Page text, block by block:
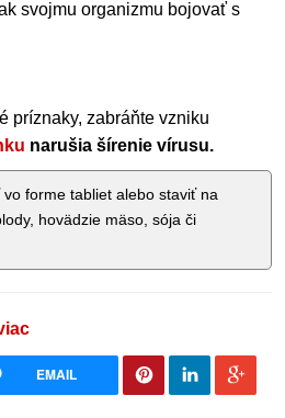
svojmu organizmu bojovať s
príznaky, zabráňte vzniku
narušia šírenie vírusu.
forme tabliet alebo staviť na
hovädzie mäso, sója či
EMAIL